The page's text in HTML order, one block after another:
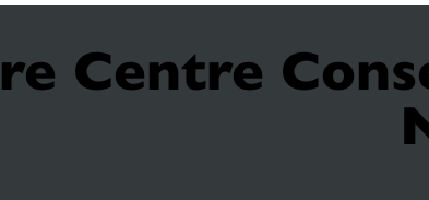
Centre